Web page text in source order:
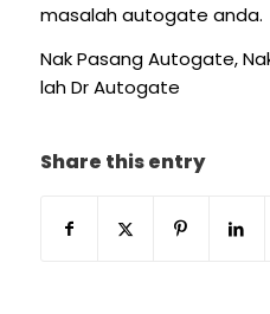
masalah autogate anda.
Nak Pasang Autogate,
lah Dr Autogate
Share this entry